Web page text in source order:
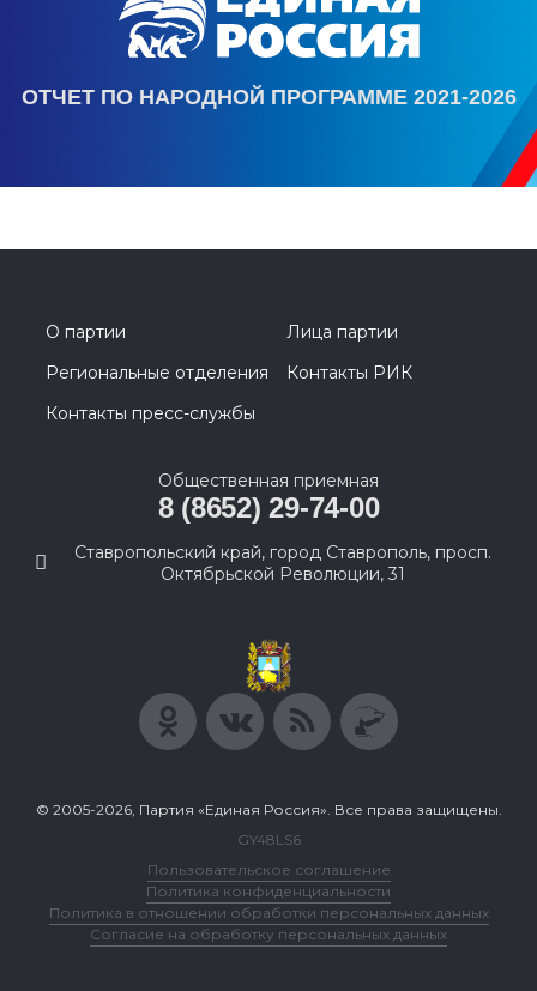
ОТЧЕТ ПО НАРОДНОЙ ПРОГРАММЕ 2021-2026
О партии
Лица партии
Региональные отделения
Контакты РИК
Контакты пресс-службы
Общественная приемная
8 (8652) 29-74-00
Ставропольский край, город Ставрополь, просп.
Октябрьской Революции, 31
© 2005-2026, Партия «Единая Россия». Все права защищены.
GY48LS6
Пользовательское соглашение
Политика конфиденциальности
Политика в отношении обработки персональных данных
Согласие на обработку персональных данных